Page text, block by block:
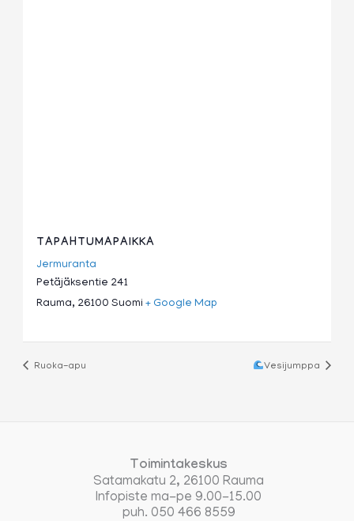
TAPAHTUMAPAIKKA
Jermuranta
Petäjäksentie 241
Rauma, 26100 Suomi + Google Map
Ruoka-apu Vesijumppa
Toimintakeskus
Satamakatu 2, 26100 Rauma
Infopiste ma-pe 9.00-15.00
puh. 050 466 8559